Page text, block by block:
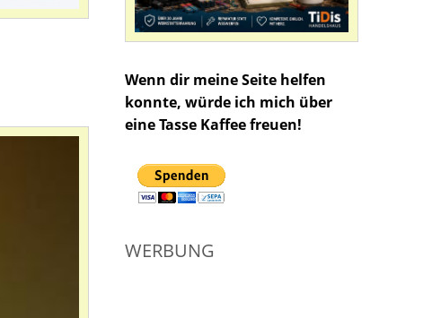
Wenn dir meine Seite helfen
konnte, würde ich mich über
eine Tasse Kaffee freuen!
WERBUNG